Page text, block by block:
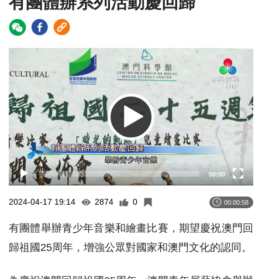
Player
00:00
2024-04-17 19:14 2874 0 00:00:58
有團體舉辦青少年音樂和繪畫比賽，期望慶祝澳門回
歸祖國25周年，增強公眾對國家和澳門文化的認同。